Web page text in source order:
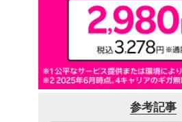
参考記事